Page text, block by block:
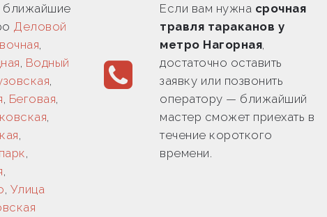
ближайшие
Деловой
,
, Водный
,
, Беговая,
,
,
,
,
, Улица
Если вам нужна срочная
травля тараканов у
метро Нагорная,
достаточно оставить
заявку или позвонить
оператору — ближайший
мастер сможет приехать в
течение короткого
времени.